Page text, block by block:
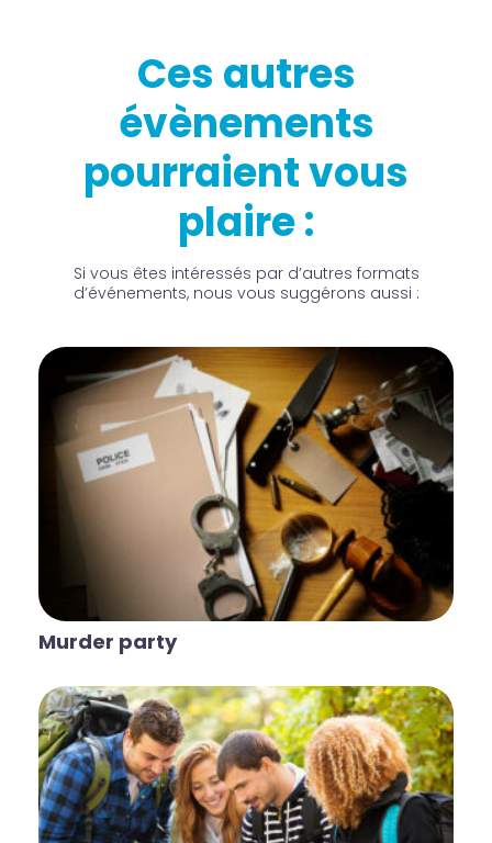
Ces autres
évènements
pourraient vous
plaire :
Si vous êtes intéressés par d’autres formats
d’événements, nous vous suggérons aussi :
Murder party